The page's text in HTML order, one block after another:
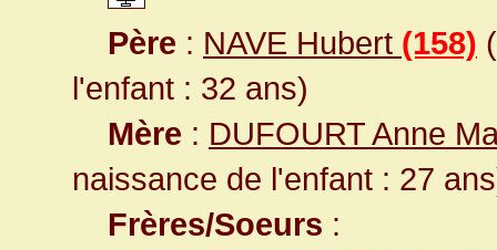
Père : NAVE Hubert (158)
l'enfant : 32 ans)
Mère : DUFOURT Anne
naissance de l'enfant : 27
Frères/Soeurs :